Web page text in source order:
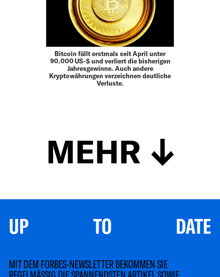
Bitcoin fällt erstmals seit April unter
90.000 US‑$ und verliert die bisherigen
Jahresgewinne. Auch andere
Kryptowährungen verzeichnen deutliche
Verluste.
MEHR
UP TO DATE
MIT DEM FORBES-NEWSLETTER BEKOMMEN SIE